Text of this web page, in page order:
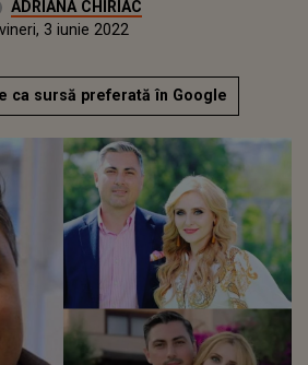
ADRIANA CHIRIAC
Actualizat:
vineri, 3 iunie 2022
ca sursă preferată în Google